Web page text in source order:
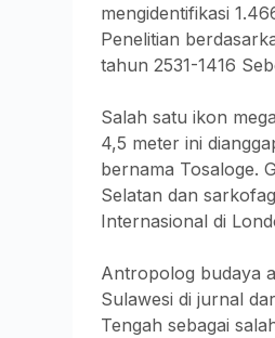
mengidentifikasi
Penelitian
tahun 2531-1416
Salah satu ikon
4,5 meter ini
bernama Tosaloge.
Selatan dan
Internasional di
Antropolog budaya
Sulawesi di jurnal
Tengah sebagai